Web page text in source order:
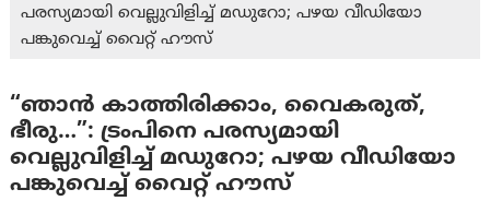
പരസ്യമായി വെല്ലുവിളിച്ച് മഡുറോ; പഴയ വീഡിയോ
പങ്കുവെച്ച് വൈറ്റ് ഹൗസ്
“ഞാൻ കാത്തിരിക്കാം, വൈകരുത്,
ഭീരു…”: ട്രംപിനെ പരസ്യമായി
വെല്ലുവിളിച്ച് മഡുറോ; പഴയ വീഡിയോ
പങ്കുവെച്ച് വൈറ്റ് ഹൗസ്